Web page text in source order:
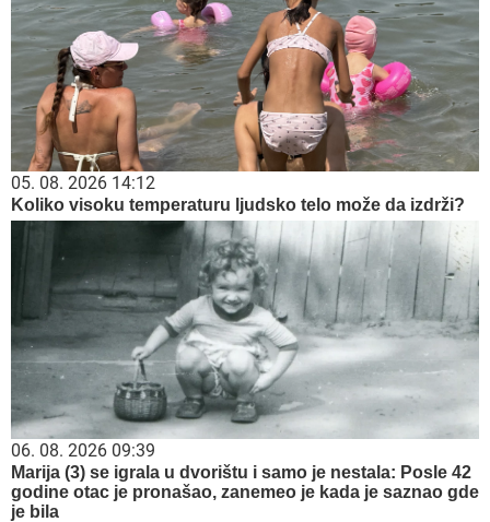
05. 08. 2026 14:12
Koliko visoku temperaturu ljudsko telo može da izdrži?
06. 08. 2026 09:39
Marija (3) se igrala u dvorištu i samo je nestala: Posle 42
godine otac je pronašao, zanemeo je kada je saznao gde
je bila